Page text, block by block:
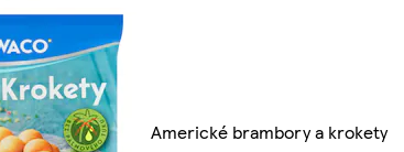
Americké brambory a krokety